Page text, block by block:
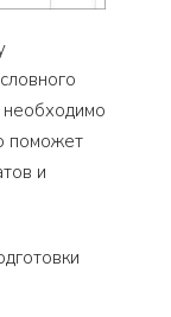
необходимо
поможет
и